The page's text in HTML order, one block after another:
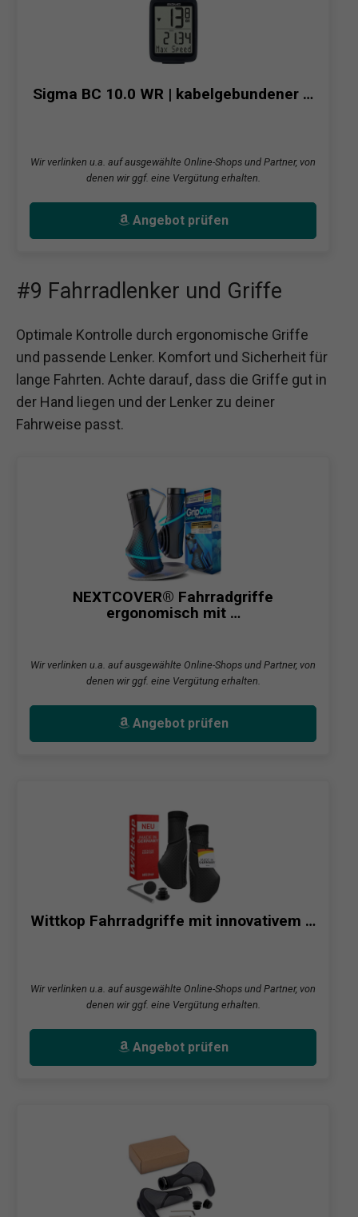
Sigma BC 10.0 WR | kabelgebundener …
Wir verlinken u.a. auf ausgewählte Online-Shops und Partner, von
denen wir ggf. eine Vergütung erhalten.
Angebot prüfen
#9 Fahrradlenker und Griffe
Optimale Kontrolle durch ergonomische Griffe
und passende Lenker. Komfort und Sicherheit für
lange Fahrten. Achte darauf, dass die Griffe gut in
der Hand liegen und der Lenker zu deiner
Fahrweise passt.
NEXTCOVER® Fahrradgriffe
ergonomisch mit …
Wir verlinken u.a. auf ausgewählte Online-Shops und Partner, von
denen wir ggf. eine Vergütung erhalten.
Angebot prüfen
Wittkop Fahrradgriffe mit innovativem …
Wir verlinken u.a. auf ausgewählte Online-Shops und Partner, von
denen wir ggf. eine Vergütung erhalten.
Angebot prüfen